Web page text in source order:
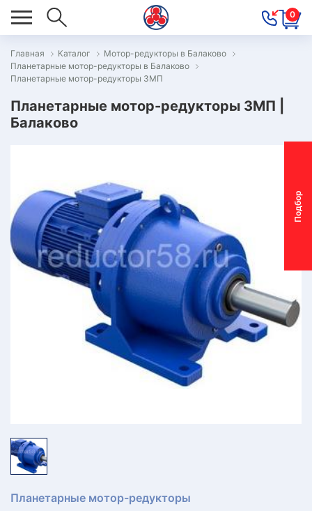
0
П
о
д
б
о
р
м
о
т
о
р
-
р
е
д
у
к
т
о
р
Главная Каталог
Мотор-редукторы в Балаково
Планетарные мотор-редукторы в Балаково
Планетарные мотор-редукторы 3МП
Планетарные мотор-редукторы 3МП |
Балаково
Планетарные мотор-редукторы